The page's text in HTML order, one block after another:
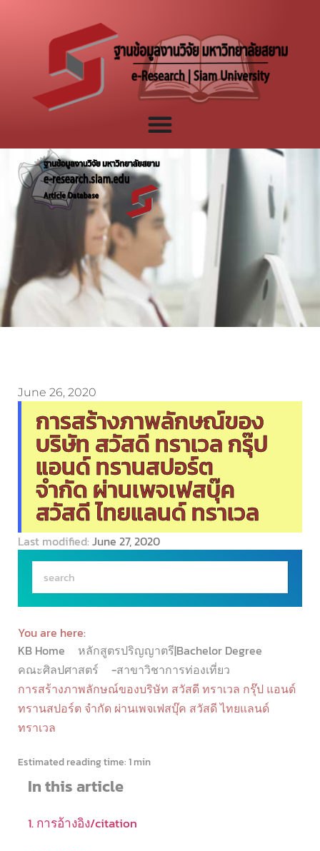
June 26, 2020
การสร้างภาพลักษณ์ของ
บริษัท สวัสดี ทราเวล กรุ๊ป
แอนด์ ทรานสปอร์ต
จำกัด ผ่านเพจเฟสบุ๊ค
สวัสดี ไทยแลนด์ ทราเวล
Last modified: June 27, 2020
You are here:
KB Home
หลักสูตรปริญญาตรี|Bachelor Degree
คณะศิลปศาสตร์
-สาขาวิชาการท่องเที่ยว
การสร้างภาพลักษณ์ของบริษัท สวัสดี ทราเวล กรุ๊ป แอนด์
ทรานสปอร์ต จำกัด ผ่านเพจเฟสบุ๊ค สวัสดี ไทยแลนด์
ทราเวล
Estimated reading time:1 min
In this article
1. การอ้างอิง/citation